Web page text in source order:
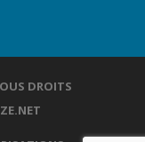
DROITS